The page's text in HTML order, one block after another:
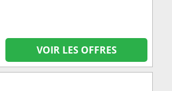
VOIR LES OFFRES